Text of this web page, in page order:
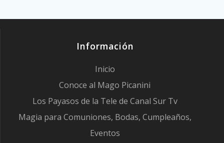
Información
Inicio
Conoce al Mago Picanini
Los Payasos de la Tele de Canal Sur Tv
Magia para Comuniones, Bodas, Cumpleaños,
Eventos